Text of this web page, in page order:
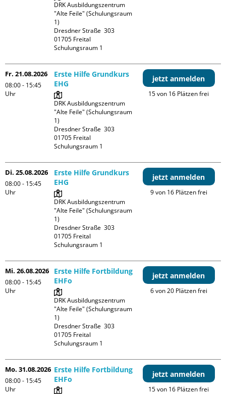
DRK Ausbildungszentrum
"Alte Feile" (Schulungsraum
1)
Dresdner Straße  303
01705 Freital
Schulungsraum 1
Fr. 21.08.2026
08:00 - 15:45
Uhr
Erste Hilfe Grundkurs
EHG
DRK Ausbildungszentrum
"Alte Feile" (Schulungsraum
1)
Dresdner Straße  303
01705 Freital
Schulungsraum 1
jetzt anmelden
15 von 16 Plätzen frei
Di. 25.08.2026
08:00 - 15:45
Uhr
Erste Hilfe Grundkurs
EHG
DRK Ausbildungszentrum
"Alte Feile" (Schulungsraum
1)
Dresdner Straße  303
01705 Freital
Schulungsraum 1
jetzt anmelden
9 von 16 Plätzen frei
Mi. 26.08.2026
08:00 - 15:45
Uhr
Erste Hilfe Fortbildung
EHFo
DRK Ausbildungszentrum
"Alte Feile" (Schulungsraum
1)
Dresdner Straße  303
01705 Freital
Schulungsraum 1
jetzt anmelden
6 von 20 Plätzen frei
Mo. 31.08.2026
08:00 - 15:45
Uhr
Erste Hilfe Fortbildung
EHFo
jetzt anmelden
15 von 16 Plätzen frei